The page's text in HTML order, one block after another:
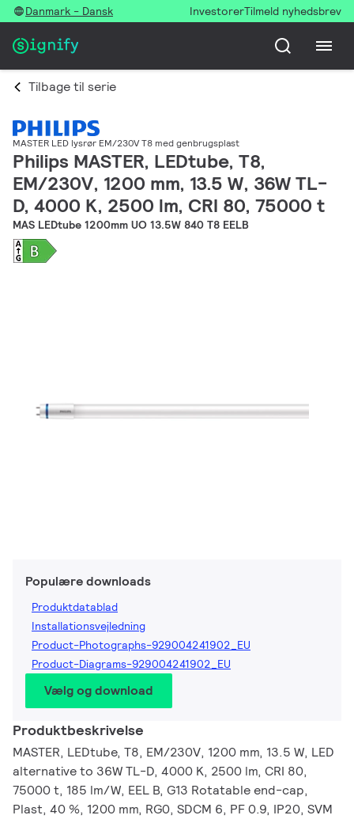
Danmark - Dansk InvestorerTilmeld nyhedsbrev
Tilbage til serie
MASTER LED lysrør EM/230V T8 med genbrugsplast
Philips MASTER, LEDtube, T8,
EM/230V, 1200 mm, 13.5 W, 36W TL-
D, 4000 K, 2500 lm, CRI 80, 75000 t
MAS LEDtube 1200mm UO 13.5W 840 T8 EELB
Populære downloads
Produktdatablad
Installationsvejledning
Product-Photographs-929004241902_EU
Product-Diagrams-929004241902_EU
Vælg og download
Produktbeskrivelse
MASTER, LEDtube, T8, EM/230V, 1200 mm, 13.5 W, LED
alternative to 36W TL-D, 4000 K, 2500 lm, CRI 80,
75000 t, 185 lm/W, EEL B, G13 Rotatable end-cap,
Plast, 40 %, 1200 mm, RG0, SDCM 6, PF 0.9, IP20, SVM